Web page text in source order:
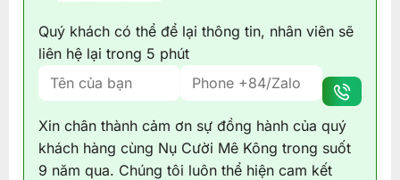
Quý khách có thể để lại thông tin, nhân viên sẽ
liên hệ lại trong 5 phút
Xin chân thành cảm ơn sự đồng hành của quý
khách hàng cùng Nụ Cười Mê Kông trong suốt
9 năm qua. Chúng tôi luôn thể hiện cam kết